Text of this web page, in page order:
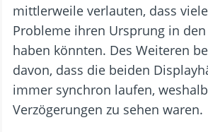
mittlerweile verlauten, dass
Probleme ihren Ursprung in
haben könnten. Des Weiteren
davon, dass die beiden
immer synchron laufen,
Verzögerungen zu sehen waren.